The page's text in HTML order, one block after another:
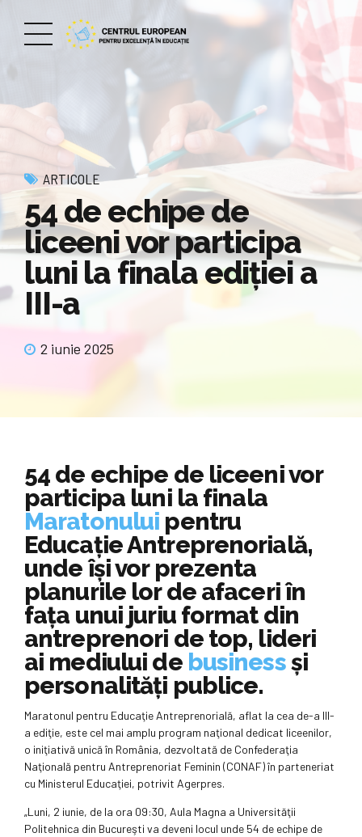
ARTICOLE
54 de echipe de
liceeni vor participa
luni la finala ediţiei a
III-a
2 iunie 2025
54 de echipe de liceeni vor
participa luni la finala
Maratonului pentru
Educaţie Antreprenorială,
unde îşi vor prezenta
planurile lor de afaceri în
faţa unui juriu format din
antreprenori de top, lideri
ai mediului de businessşi
personalităţi publice.
Maratonul pentru Educaţie Antreprenorială, aflat la cea de-a III-
a ediţie, este cel mai amplu program naţional dedicat liceenilor,
o iniţiativă unică în România, dezvoltată de Confederaţia
Naţională pentru Antreprenoriat Feminin (CONAF) în parteneriat
cu Ministerul Educaţiei, potrivit Agerpres.
„Luni, 2 iunie, de la ora 09:30, Aula Magna a Universităţii
Politehnica din Bucureşti va deveni locul unde 54 de echipe de